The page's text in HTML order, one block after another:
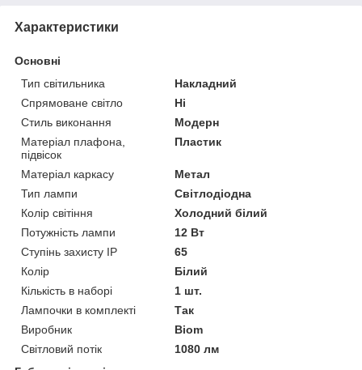
Характеристики
Основні
Тип світильника
Накладний
Спрямоване світло
Ні
Стиль виконання
Модерн
Матеріал плафона,
підвісок
Пластик
Матеріал каркасу
Метал
Тип лампи
Світлодіодна
Колір світіння
Холодний білий
Потужність лампи
12 Вт
Ступінь захисту IP
65
Колір
Білий
Кількість в наборі
1 шт.
Лампочки в комплекті
Так
Виробник
Biom
Світловий потік
1080 лм